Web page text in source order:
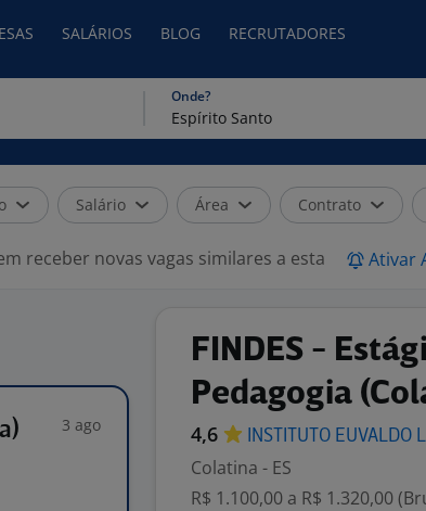
SALÁRIOS BLOG RECRUTADORES
Onde?
Salário Área Contrato
receber novas vagas similares a esta Ativar
3 ago
FINDES -
Pedagogia
4,6 INSTITUTO EUVALDO
Colatina - ES
R$ 1.100,00 a R$ 1.320,00